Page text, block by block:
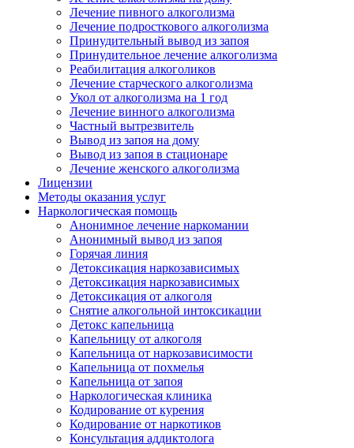
Лечение пивного алкоголизма
Лечение подросткового алкоголизма
Принудительный вывод из запоя
Принудительное лечение алкоголизма
Реабилитация алкоголиков
Лечение старческого алкоголизма
Укол от алкоголизма на 1 год
Лечение винного алкоголизма
Частный вытрезвитель
Вывод из запоя на дому
Вывод из запоя в стационаре
Лечение женского алкоголизма
Лицензии
Методы оказания услуг
Наркологическая помощь
Анонимное лечение наркомании
Анонимный вывод из запоя
Горячая линия
Детоксикация наркозависимых
Детоксикация наркозависимых
Детоксикация от алкоголя
Снятие алкогольной интоксикации
Детокс капельница
Капельницу от алкоголя
Капельница от наркозависимости
Капельница от похмелья
Капельница от запоя
Наркологическая клиника
Кодирование от курения
Кодирование от наркотиков
Консультация аддиктолога